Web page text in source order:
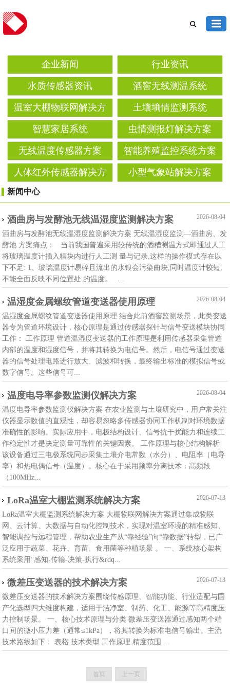
企业新闻 行业资讯
水质传感器资讯 酒窖无线测温系统
温室大棚物联网解决方
案
土壤墒情监测系统‌
智慧家居系统 虫情测报灯解决方案‌
无线温度传感器方案 智能养殖监控系统方案
人体红外传感器解决方
小型气象站解决方案
新闻中心
2026-08-04
酒曲房与发酵池无线温湿度监测解决方案
酒曲房与发酵池无线温湿度监测解决方案 无线温湿度监测—酒曲房、发
酵池 方案痛点： 当前我国普遍采用较传统的酒糟测温方式即通过人工
将玻璃温度计插入糟块内进行人工测 量与记录,这样的操作模式存在以
下不足: 1、玻璃温度计易碎且流出的水银会污染曲块,同时温度计较短,
不能全面反映不同位置处 的温度。 ...
2026-08-04
温湿度金属螺纹管道变送器使用原理
温湿度金属螺纹管道变送器使用原理 结合此前酒窖监测场景，此类变送
器专为管道环境设计，核心原理是通过‌传感器探针‌与‌信号变送模块‌协同
工作： 工作原理 管道温湿度变送器的工作原理是利用传感器采集管道
内部的温度和湿度信号，并将其转换为电信号。然后，电信号通过变送
器的信号处理电路进行放大、滤波和转换，最终输出标准的模拟信号或
数字信号。这些信号可...
2026-08-04
温度电导率参数监测仪解决方案
温度电导率参数监测仪解决方案 在农业监测与土壤研究中，用户常关注
仪器显示数值的直观性，却容易忽略多传感器协同工作机制对环境数据
准确性的影响。实际应用中，电极结构设计、信号抗干扰能力和连续工
作稳定性才是决定测量可靠性的关键因素。 工作原理与核心结构解析
该设备通过三电极系统同步采集土壤介电常数（水分）、电阻率（电导
率）和热电偶信号（温度）。核心在于采用频率分离技术：高频段
（100MHz...
2026-07-13
LoRa温室大棚监测系统解决方案
LoRa温室大棚监测系统解决方案 ‌大棚物联网解决方案‌通过集成物联
网、云计算、大数据与自动化控制技术，实现对温室环境的精准感知、
智能调控与远程管理，帮助农业生产从“靠经验”向“靠数据”转型，已广
泛应用于蔬菜、花卉、育苗、食用菌等种植场景 。 一、系统核心架构
系统采用“感知-传输-决策-执行&rdq...
2026-07-13
微差压变送器的技术解决方案
微差压变送器的技术解决方案围绕‌传感原理、智能功能、行业适配与国
产化选型‌四大维度构建，适用于洁净室、制药、化工、能源等高精度压
力控制场景。 一、核心技术原理与分类 微差压变送器通过感知两个端
口间的微小压力差（通常≤1kPa），将其转换为标准电信号输出。主流
技术路线如下： 表格 技术类型 工作原理 精度范围 ...
首页 上一页